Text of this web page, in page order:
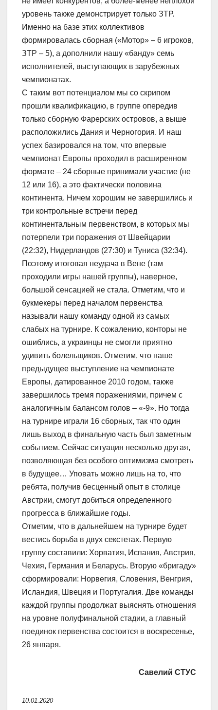
уровень также демонстрирует только ЗТР.
Именно на базе этих коллективов
формировалась сборная («Мотор» – 6 игроков,
ЗТР – 5), а дополнили нашу «банду» семь
исполнителей, выступающих в зарубежных
чемпионатах.
С таким вот потенциалом мы со скрипом
прошли квалификацию, в группе опередив
только сборную Фарерских островов, а выше
расположились Дания и Черногория. И наш
успех базировался на том, что впервые
чемпионат Европы проходил в расширенном
формате – 24 сборные принимали участие (не
12 или 16), а это фактически половина
континента. Ничем хорошим не завершились и
три контрольные встречи перед
континентальным первенством, в которых мы
потерпели три поражения от Швейцарии
(22:32), Нидерландов (27:30) и Туниса (32:34).
Поэтому итоговая неудача в Вене (там
проходили игры нашей группы), наверное,
большой сенсацией не стала. Отметим, что и
букмекеры перед началом первенства
называли нашу команду одной из самых
слабых на турнире. К сожалению, конторы не
ошиблись, а украинцы не смогли приятно
удивить болельщиков. Отметим, что наше
предыдущее выступление на чемпионате
Европы, датированное 2010 годом, также
завершилось тремя поражениями, причем с
аналогичным балансом голов – «-9». Но тогда
на турнире играли 16 сборных, так что один
лишь выход в финальную часть был заметным
событием. Сейчас ситуация несколько другая,
позволяющая без особого оптимизма смотреть
в будущее… Уповать можно лишь на то, что
ребята, получив бесценный опыт в столице
Австрии, смогут добиться определенного
прогресса в ближайшие годы.
Отметим, что в дальнейшем на турнире будет
вестись борьба в двух секстетах. Первую
группу составили: Хорватия, Испания, Австрия,
Чехия, Германия и Беларусь. Вторую «бригаду»
сформировали: Норвегия, Словения, Венгрия,
Исландия, Швеция и Португалия. Две команды
каждой группы продолжат выяснять отношения
на уровне полуфинальной стадии, а главный
поединок первенства состоится в воскресенье,
26 января.
Савелий СТУС
10.01.2020